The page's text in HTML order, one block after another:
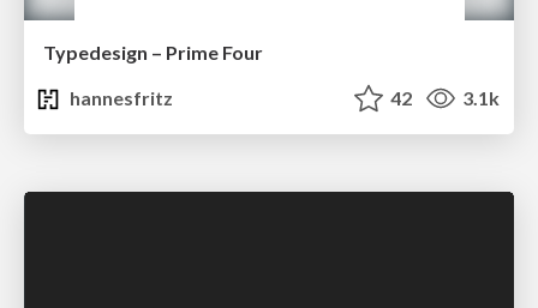
Typedesign – Prime Four
hannesfritz
42 3.1k